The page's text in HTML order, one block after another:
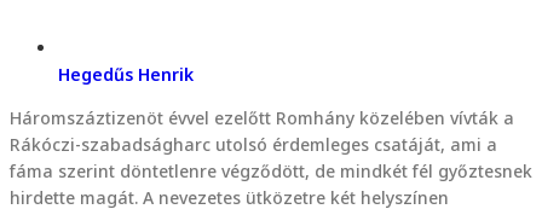
Hegedűs Henrik
Háromszáztizenöt évvel ezelőtt Romhány közelében vívták a
Rákóczi-szabadságharc utolsó érdemleges csatáját, ami a
fáma szerint döntetlenre végződött, de mindkét fél győztesnek
hirdette magát. A nevezetes ütközetre két helyszínen